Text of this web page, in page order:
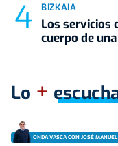
BIZKAIA
Los servicios
cuerpo de
Lo +
ONDA VASCA CON JOSÉ